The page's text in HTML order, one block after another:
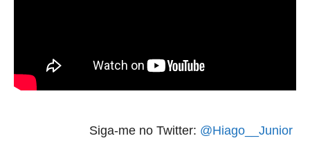
Siga-me no Twitter: @Hiago__Junior